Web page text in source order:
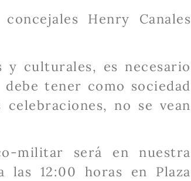
Henry Canales
y culturales, es necesario
tener como sociedad
no se vean
militar será en nuestra
las 12:00 horas en Plaza